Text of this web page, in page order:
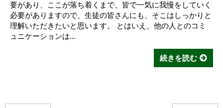
要があり、ここが落ち着くまで、皆で一気に我慢をしていく
必要がありますので、生徒の皆さんにも、そこはしっかりと
理解いただきたいと思います。 とはいえ、他の人とのコミ
ュニケーションは...
続きを読む